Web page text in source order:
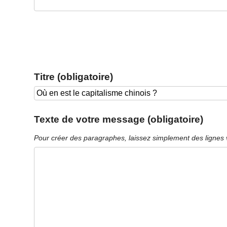
Titre (obligatoire)
Texte de votre message (obligatoire)
Pour créer des paragraphes, laissez simplement des lignes